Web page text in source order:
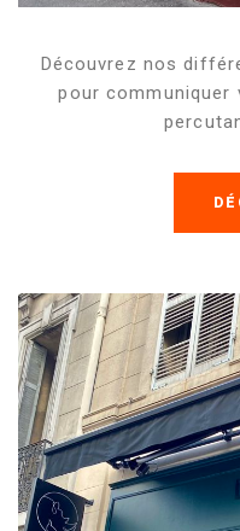
Découvrez nos
pour communiquer